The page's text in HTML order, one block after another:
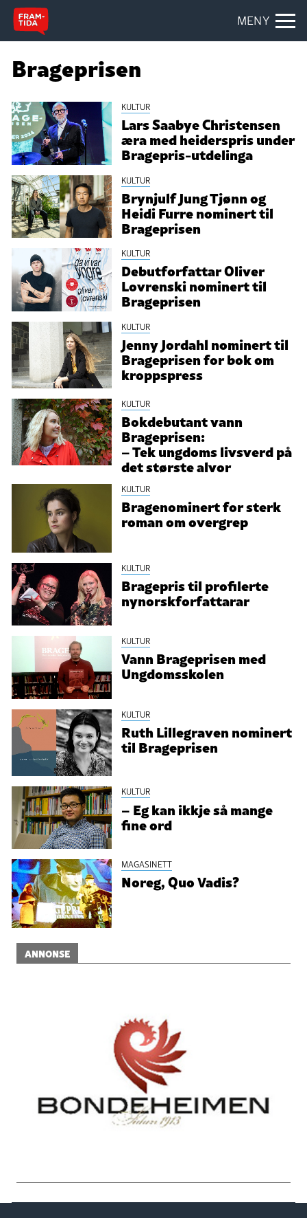
MENY
Brageprisen
KULTUR
Lars Saabye Christensen
æra med heiderspris under
Bragepris-utdelinga
KULTUR
Brynjulf Jung Tjønn og
Heidi Furre nominert til
Brageprisen
KULTUR
Debutforfattar Oliver
Lovrenski nominert til
Brageprisen
KULTUR
Jenny Jordahl nominert til
Brageprisen for bok om
kroppspress
KULTUR
Bokdebutant vann
Brageprisen:
– Tek ungdoms livsverd på
det største alvor
KULTUR
Bragenominert for sterk
roman om overgrep
KULTUR
Bragepris til profilerte
nynorskforfattarar
KULTUR
Vann Brageprisen med
Ungdomsskolen
KULTUR
Ruth Lillegraven nominert
til Brageprisen
KULTUR
– Eg kan ikkje så mange
fine ord
MAGASINETT
Noreg, Quo Vadis?
ANNONSE